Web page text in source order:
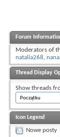
Forum
Moderators of
natalia268,
Thread Display
Show threads
Icon Legend
Nowe posty